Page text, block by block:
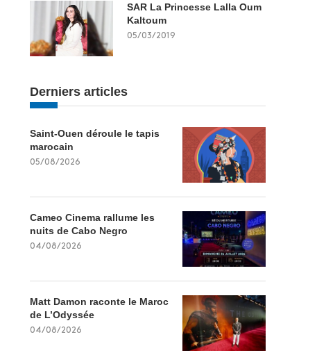
SAR La Princesse Lalla Oum
Kaltoum
05/03/2019
Derniers articles
Saint-Ouen déroule le tapis
marocain
05/08/2026
Cameo Cinema rallume les
nuits de Cabo Negro
04/08/2026
Matt Damon raconte le Maroc
de L’Odyssée
04/08/2026